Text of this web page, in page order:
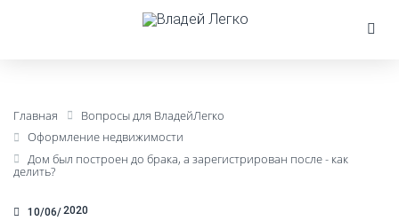
Главная
Вопросы для ВладейЛегко
Оформление недвижимости
Дом был построен до брака, а зарегистрирован после - как
делить?
10/06 2020